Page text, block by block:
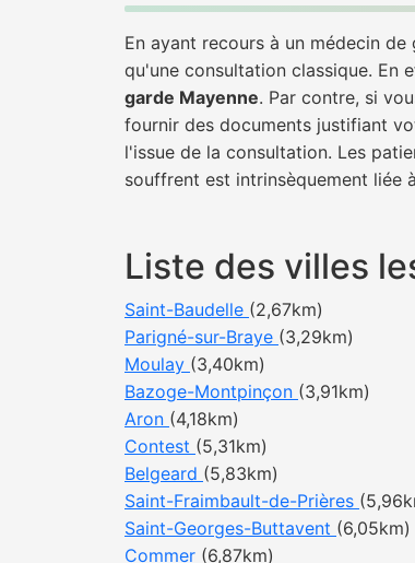
En ayant recours à un médecin
qu'une consultation classique. En
garde Mayenne. Par contre, si
fournir des documents justifiant
l'issue de la consultation. Les
souffrent est intrinsèquement liée
Liste des villes
Saint-Baudelle (2,67km)
Parigné-sur-Braye (3,29km)
Moulay (3,40km)
Bazoge-Montpinçon (3,91km)
Aron (4,18km)
Contest (5,31km)
Belgeard (5,83km)
Saint-Fraimbault-de-Prières
Saint-Georges-Buttavent (6,05km)
Commer (6,87km)